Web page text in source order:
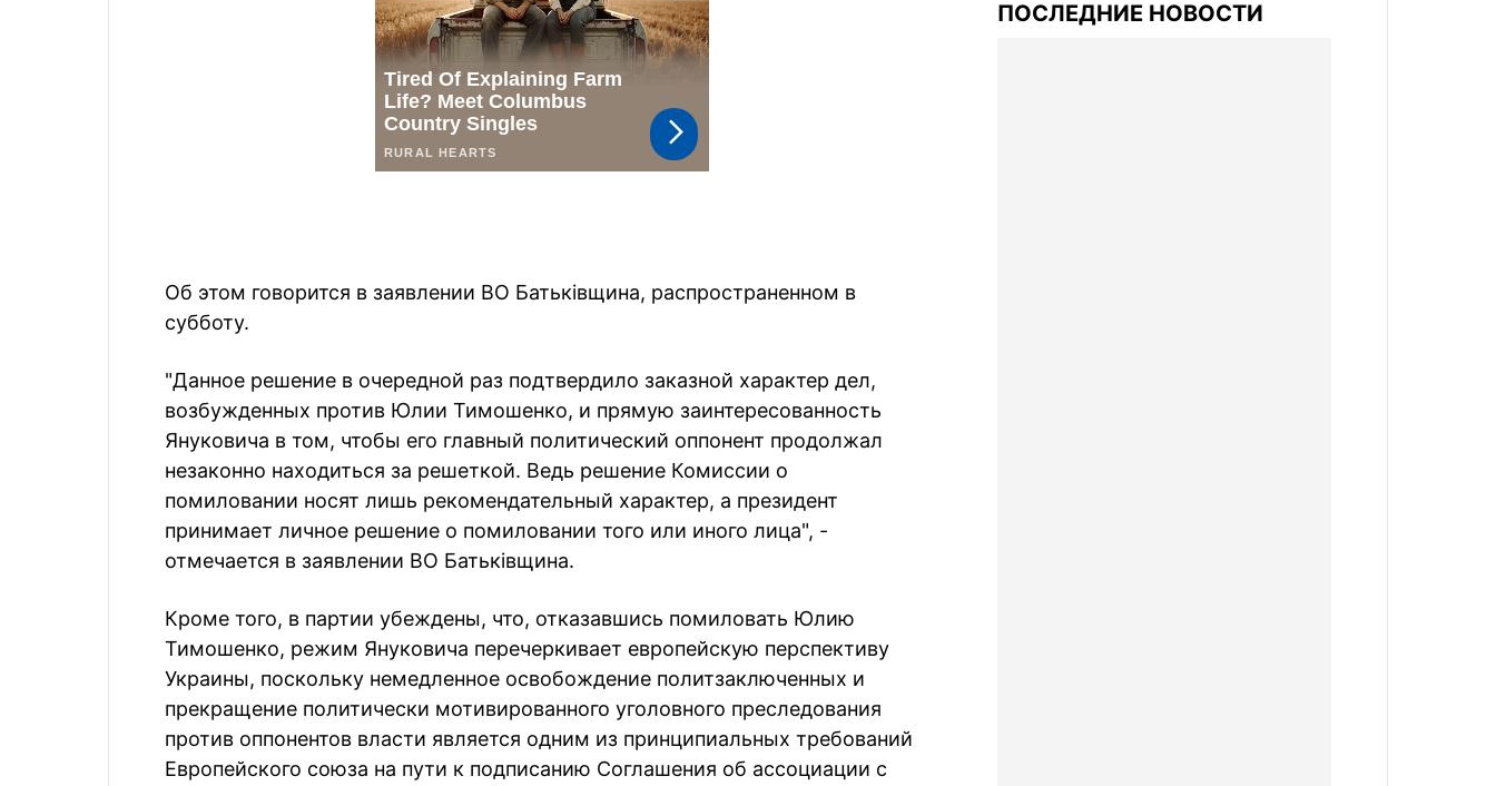
Об этом говорится в заявлении ВО Батьківщина, распространенном в
субботу.
"Данное решение в очередной раз подтвердило заказной характер дел,
возбужденных против Юлии Тимошенко, и прямую заинтересованность
Януковича в том, чтобы его главный политический оппонент продолжал
незаконно находиться за решеткой. Ведь решение Комиссии о
помиловании носят лишь рекомендательный характер, а президент
принимает личное решение о помиловании того или иного лица", -
отмечается в заявлении ВО Батьківщина.
Кроме того, в партии убеждены, что, отказавшись помиловать Юлию
Тимошенко, режим Януковича перечеркивает европейскую перспективу
Украины, поскольку немедленное освобождение политзаключенных и
прекращение политически мотивированного уголовного преследования
против оппонентов власти является одним из принципиальных требований
Европейского союза на пути к подписанию Соглашения об ассоциации с
ПОСЛЕДНИЕ НОВОСТИ